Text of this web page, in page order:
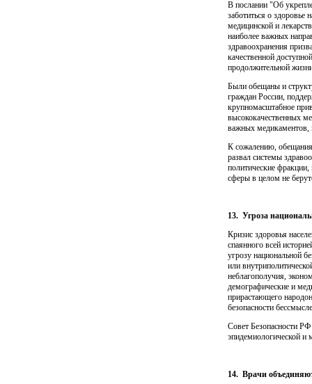
В послании "Об
заботиться о здоровье
медицинс­кой и
наиболее важных
здравоохранения
качественной
продолжительной
Были обещаны и
граждан России,
крупномасштаб­ное
высококачественных
важных медикаментов,
К сожалению, обещания
развал системы
политические фрак­ции,
сферы в целом не
13. Угроза
Кризис здоровья
спаянного всей
угрозу на­циональной
или
неблагополучия,
демографические и
прирастающего
безопасности
Совет Безопасности
эпидемиологической и
14. Врачи